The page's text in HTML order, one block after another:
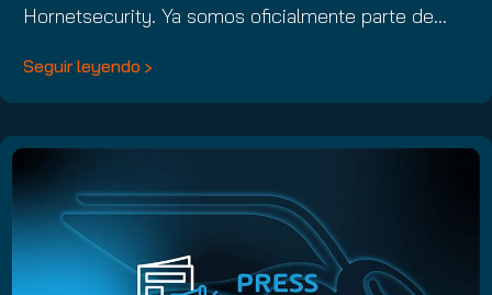
Hornetsecurity. Ya somos oficialmente parte de…
Seguir leyendo